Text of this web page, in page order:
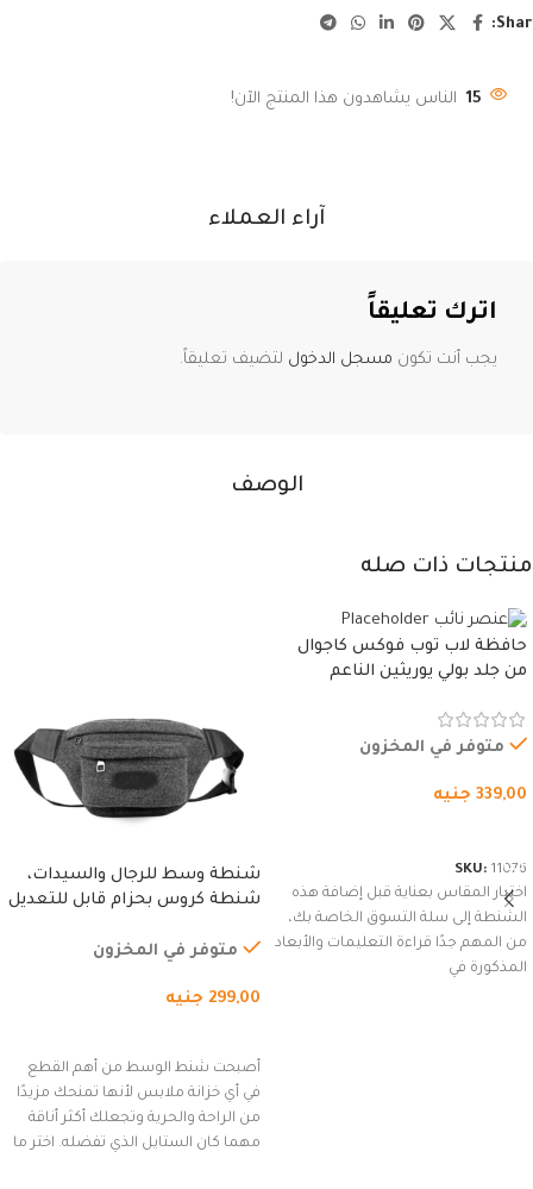
15 الناس يشاهدون هذا المنتج الآن!
الوصف
آراء العملاء
اترك تعليقاً
يجب أنت تكون مسجل الدخول لتضيف تعليقاً.
منتجات ذات صله
حافظة لاب توب فوكس كاجوال
من جلد بولي يوريثين الناعم
وسوستة.
متوفر في المخزون
339,00 جنيه
SKU: 11076
اختيار المقاس بعناية قبل إضافة هذه
الشنطة إلى سلة التسوق الخاصة بك،
من المهم جدًا قراءة التعليمات والأبعاد
المذكورة في
شنطة وسط للرجال والسيدات،
شنطة كروس بحزام قابل للتعديل
السفر، الجري العادي، المشي
(رمادي)
متوفر في المخزون
299,00 جنيه
أصبحت شنط الوسط من أهم القطع
في أي خزانة ملابس لأنها تمنحك مزيدًا
من الراحة والحرية وتجعلك أكثر أناقة
مهما كان الستايل الذي تفضله. اختر ما